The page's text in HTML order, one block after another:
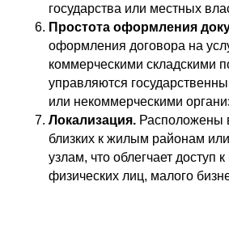
государства или местных
Простота оформления
оформления договора на
коммерческими складскими
управляются
или некоммерческими
Локализация. Расположены
близких к жилым районам
узлам, что облегчает доступ
физических лиц, малого